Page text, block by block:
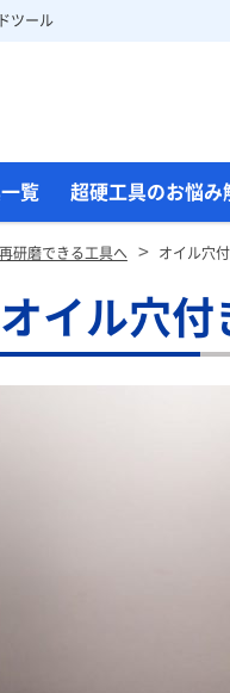
ツール
覧 超硬工具のお悩み
研磨できる工具へ > オイル穴
オイル穴付